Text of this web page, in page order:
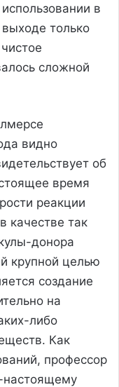
в
только
сложной
видно
об
время
реакции
качестве так
донора
крупной целью
создание
на
либо
Как
профессор
настоящему